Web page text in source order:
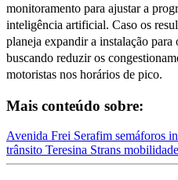
monitoramento para ajustar a
inteligência artificial. Caso os
planeja expandir a instalação
buscando reduzir os
motoristas nos horários de pico.
Mais conteúdo sobre:
Avenida Frei Serafim semáforos
trânsito Teresina Strans